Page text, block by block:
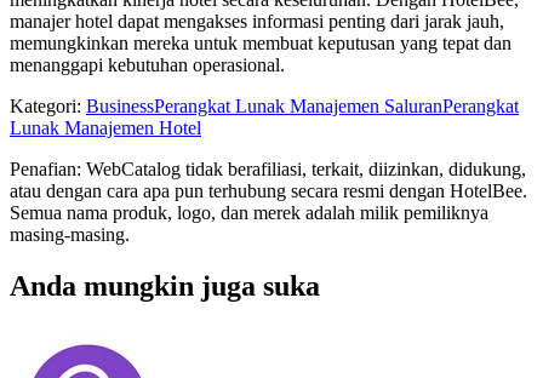
manajer hotel dapat mengakses informasi penting dari jarak jauh,
memungkinkan mereka untuk membuat keputusan yang tepat dan
menanggapi kebutuhan operasional.
Kategori: BusinessPerangkat Lunak Manajemen SaluranPerangkat
Lunak Manajemen Hotel
Penafian: WebCatalog tidak berafiliasi, terkait, diizinkan, didukung,
atau dengan cara apa pun terhubung secara resmi dengan HotelBee.
Semua nama produk, logo, dan merek adalah milik pemiliknya
masing-masing.
Anda mungkin juga suka